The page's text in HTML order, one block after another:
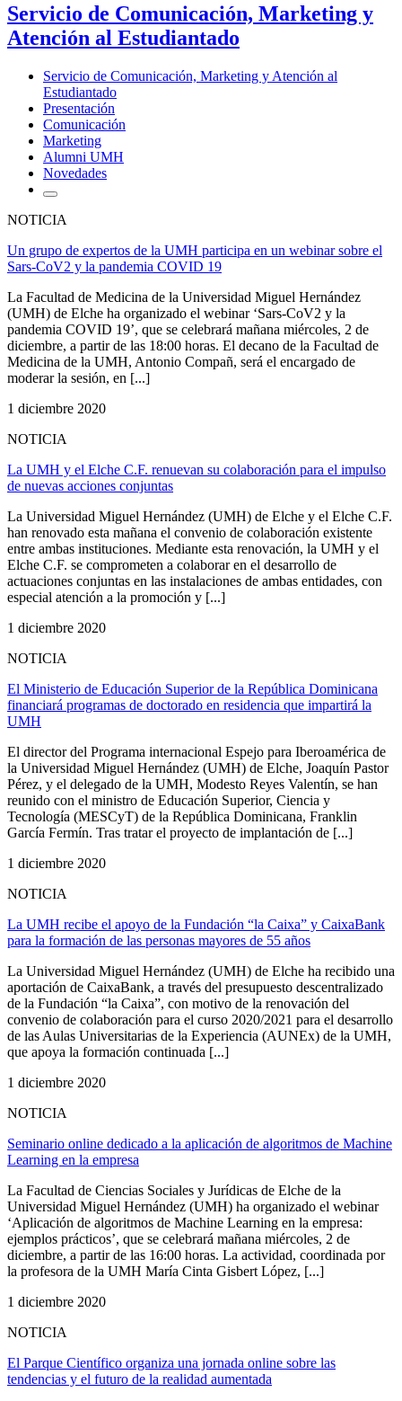
Servicio de Comunicación, Marketing y
Atención al Estudiantado
Servicio de Comunicación, Marketing y Atención al
Estudiantado
Presentación
Comunicación
Marketing
Alumni UMH
Novedades
NOTICIA
Un grupo de expertos de la UMH participa en un webinar sobre el
Sars-CoV2 y la pandemia COVID 19
La Facultad de Medicina de la Universidad Miguel Hernández
(UMH) de Elche ha organizado el webinar ‘Sars-CoV2 y la
pandemia COVID 19’, que se celebrará mañana miércoles, 2 de
diciembre, a partir de las 18:00 horas. El decano de la Facultad de
Medicina de la UMH, Antonio Compañ, será el encargado de
moderar la sesión, en [...]
1 diciembre 2020
NOTICIA
La UMH y el Elche C.F. renuevan su colaboración para el impulso
de nuevas acciones conjuntas
La Universidad Miguel Hernández (UMH) de Elche y el Elche C.F.
han renovado esta mañana el convenio de colaboración existente
entre ambas instituciones. Mediante esta renovación, la UMH y el
Elche C.F. se comprometen a colaborar en el desarrollo de
actuaciones conjuntas en las instalaciones de ambas entidades, con
especial atención a la promoción y [...]
1 diciembre 2020
NOTICIA
El Ministerio de Educación Superior de la República Dominicana
financiará programas de doctorado en residencia que impartirá la
UMH
El director del Programa internacional Espejo para Iberoamérica de
la Universidad Miguel Hernández (UMH) de Elche, Joaquín Pastor
Pérez, y el delegado de la UMH, Modesto Reyes Valentín, se han
reunido con el ministro de Educación Superior, Ciencia y
Tecnología (MESCyT) de la República Dominicana, Franklin
García Fermín. Tras tratar el proyecto de implantación de [...]
1 diciembre 2020
NOTICIA
La UMH recibe el apoyo de la Fundación “la Caixa” y CaixaBank
para la formación de las personas mayores de 55 años
La Universidad Miguel Hernández (UMH) de Elche ha recibido una
aportación de CaixaBank, a través del presupuesto descentralizado
de la Fundación “la Caixa”, con motivo de la renovación del
convenio de colaboración para el curso 2020/2021 para el desarrollo
de las Aulas Universitarias de la Experiencia (AUNEx) de la UMH,
que apoya la formación continuada [...]
1 diciembre 2020
NOTICIA
Seminario online dedicado a la aplicación de algoritmos de Machine
Learning en la empresa
La Facultad de Ciencias Sociales y Jurídicas de Elche de la
Universidad Miguel Hernández (UMH) ha organizado el webinar
‘Aplicación de algoritmos de Machine Learning en la empresa:
ejemplos prácticos’, que se celebrará mañana miércoles, 2 de
diciembre, a partir de las 16:00 horas. La actividad, coordinada por
la profesora de la UMH María Cinta Gisbert López, [...]
1 diciembre 2020
NOTICIA
El Parque Científico organiza una jornada online sobre las
tendencias y el futuro de la realidad aumentada